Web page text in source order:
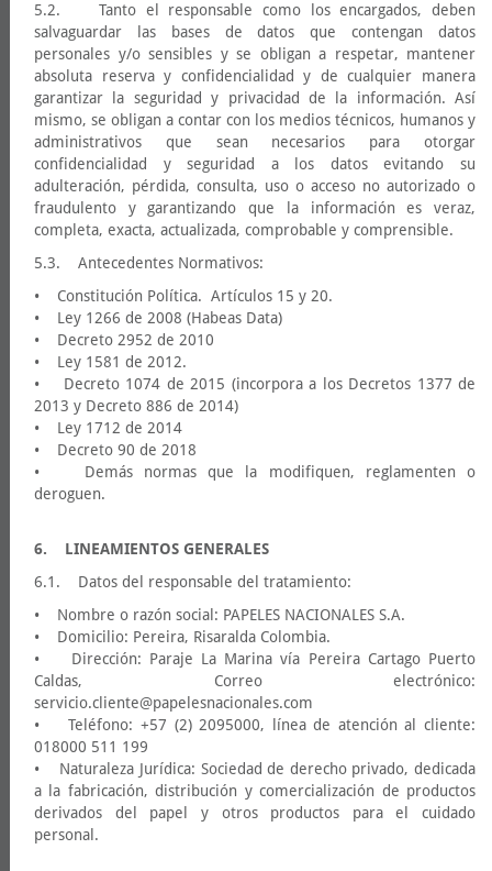
5.2. Tanto el responsable como los encargados, deben
salvaguardar las bases de datos que contengan datos
personales y/o sensibles y se obligan a respetar, mantener
absoluta reserva y confidencialidad y de cualquier manera
garantizar la seguridad y privacidad de la información. Así
mismo, se obligan a contar con los medios técnicos, humanos y
administrativos que sean necesarios para otorgar
confidencialidad y seguridad a los datos evitando su
adulteración, pérdida, consulta, uso o acceso no autorizado o
fraudulento y garantizando que la información es veraz,
completa, exacta, actualizada, comprobable y comprensible.
5.3. Antecedentes Normativos:
• Constitución Política. Artículos 15 y 20.
• Ley 1266 de 2008 (Habeas Data)
• Decreto 2952 de 2010
• Ley 1581 de 2012.
• Decreto 1074 de 2015 (incorpora a los Decretos 1377 de
2013 y Decreto 886 de 2014)
• Ley 1712 de 2014
• Decreto 90 de 2018
• Demás normas que la modifiquen, reglamenten o
deroguen.
6. LINEAMIENTOS GENERALES
6.1. Datos del responsable del tratamiento:
• Nombre o razón social: PAPELES NACIONALES S.A.
• Domicilio: Pereira, Risaralda Colombia.
• Dirección: Paraje La Marina vía Pereira Cartago Puerto
Caldas, Correo electrónico:
servicio.cliente@papelesnacionales.com
• Teléfono: +57 (2) 2095000, línea de atención al cliente:
018000 511 199
• Naturaleza Jurídica: Sociedad de derecho privado, dedicada
a la fabricación, distribución y comercialización de productos
derivados del papel y otros productos para el cuidado
personal.